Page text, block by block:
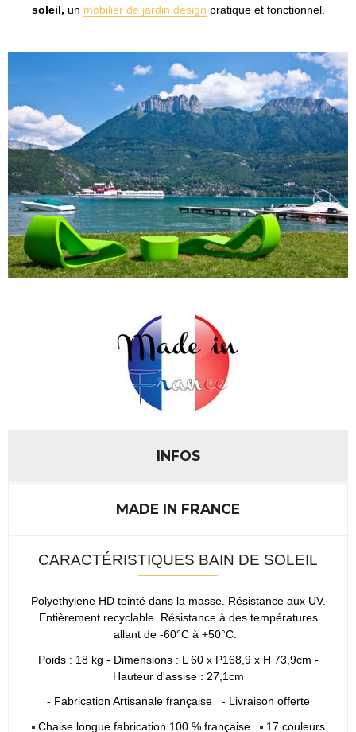
soleil, un mobilier de jardin design pratique et fonctionnel.
INFOS
MADE IN FRANCE
CARACTÉRISTIQUES BAIN DE SOLEIL
Polyethylene HD teinté dans la masse. Résistance aux UV.
Entièrement recyclable. Résistance à des températures
allant de -60°C à +50°C.
Poids : 18 kg - Dimensions : L 60 x P168,9 x H 73,9cm -
Hauteur d'assise : 27,1cm
- Fabrication Artisanale française - Livraison offerte
Chaise longue fabrication 100 % française
17 couleurs